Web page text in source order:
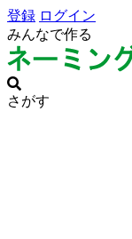
登録 ログイン
みんなで作る
さがす